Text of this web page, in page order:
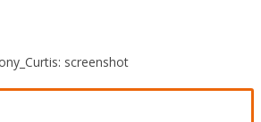
screenshot